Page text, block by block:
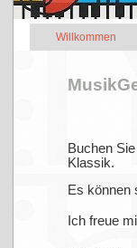
Willkommen
Buchen
Klassik.
Es können
Ich freue